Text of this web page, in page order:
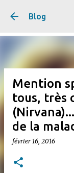
Blog
Mention
tous, très
de la
février 16, 2016